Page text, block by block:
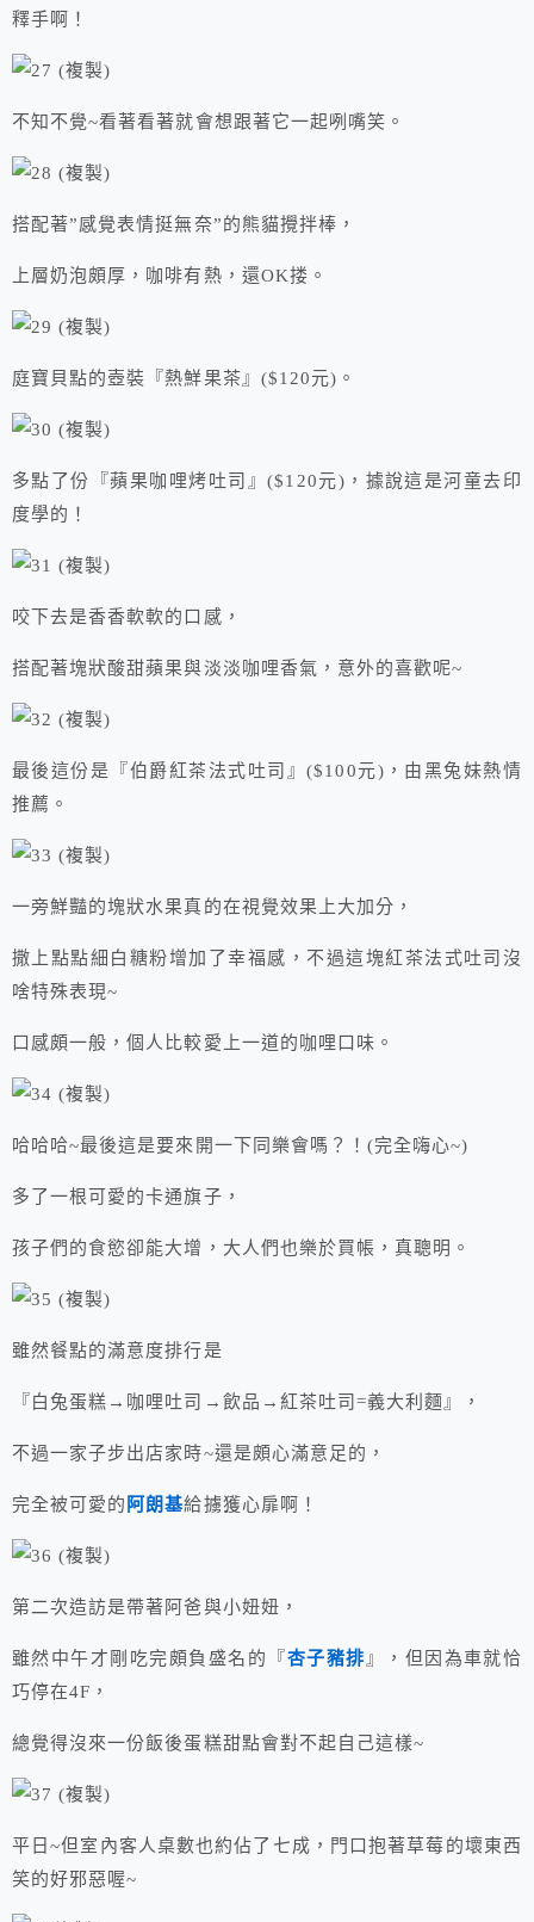
釋手啊！
不知不覺~看著看著就會想跟著它一起咧嘴笑。
搭配著”感覺表情挺無奈”的熊貓攪拌棒，
上層奶泡頗厚，咖啡有熱，還OK搂。
庭寶貝點的壺裝『熱鮮果茶』($120元)。
多點了份『蘋果咖哩烤吐司』($120元)，據說這是河童去印
度學的！
咬下去是香香軟軟的口感，
搭配著塊狀酸甜蘋果與淡淡咖哩香氣，意外的喜歡呢~
最後這份是『伯爵紅茶法式吐司』($100元)，由黑兔妹熱情
推薦。
一旁鮮豔的塊狀水果真的在視覺效果上大加分，
撒上點點細白糖粉增加了幸福感，不過這塊紅茶法式吐司沒
啥特殊表現~
口感頗一般，個人比較愛上一道的咖哩口味。
哈哈哈~最後這是要來開一下同樂會嗎？！(完全嗨心~)
多了一根可愛的卡通旗子，
孩子們的食慾卻能大增，大人們也樂於買帳，真聰明。
雖然餐點的滿意度排行是
『白兔蛋糕→咖哩吐司→飲品→紅茶吐司=義大利麵』，
不過一家子步出店家時~還是頗心滿意足的，
完全被可愛的 阿朗基給擄獲心扉啊！
第二次造訪是帶著阿爸與小妞妞，
雖然中午才剛吃完頗負盛名的『杏子豬排』，但因為車就恰
巧停在4F，
總覺得沒來一份飯後蛋糕甜點會對不起自己這樣~
平日~但室內客人桌數也約佔了七成，門口抱著草莓的壞東西
笑的好邪惡喔~